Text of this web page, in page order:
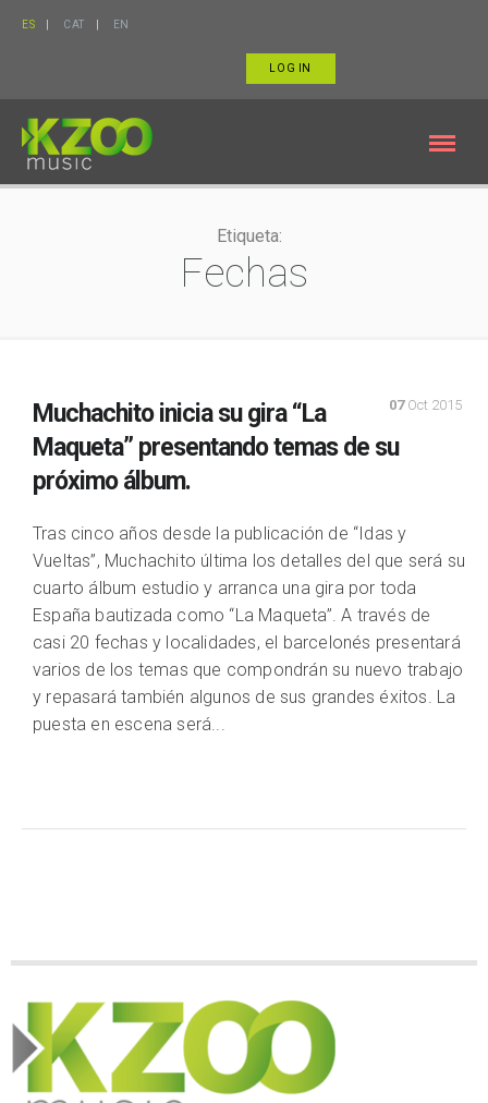
ES CAT EN
LOG IN
Etiqueta:
Fechas
07 Oct 2015
Muchachito inicia su gira “La
Maqueta” presentando temas de su
próximo álbum.
Tras cinco años desde la publicación de “Idas y
Vueltas”, Muchachito última los detalles del que será su
cuarto álbum estudio y arranca una gira por toda
España bautizada como “La Maqueta”. A través de
casi 20 fechas y localidades, el barcelonés presentará
varios de los temas que compondrán su nuevo trabajo
y repasará también algunos de sus grandes éxitos. La
puesta en escena será...